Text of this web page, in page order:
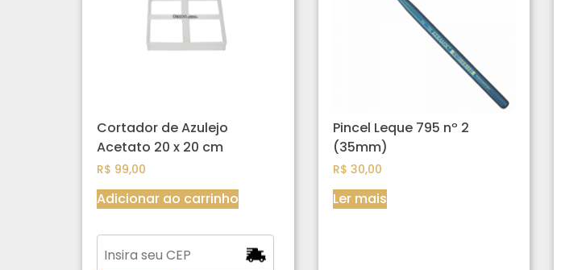
Cortador de Azulejo
Acetato 20 x 20 cm
R$ 99,00
Adicionar ao carrinho
Pincel Leque 795 nº 2
(35mm)
R$ 30,00
Ler mais